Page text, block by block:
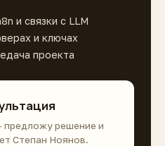
и связки с LLM
и ключах
проекта
предложу решение и
Степан Ноянов.